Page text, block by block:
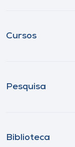
Cursos
Pesquisa
Biblioteca